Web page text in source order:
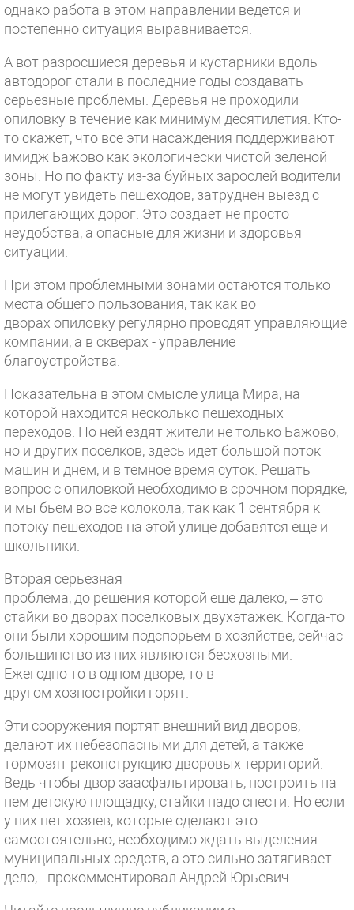
однако работа в этом направлении ведется и
постепенно ситуация выравнивается.
А вот разросшиеся деревья и кустарники вдоль
автодорог стали в последние годы создавать
серьезные проблемы. Деревья не проходили
опиловку в течение как минимум десятилетия. Кто-
то скажет, что все эти насаждения поддерживают
имидж Бажово как экологически чистой зеленой
зоны. Но по факту из-за буйных зарослей водители
не могут увидеть пешеходов, затруднен выезд с
прилегающих дорог. Это создает не просто
неудобства, а опасные для жизни и здоровья
ситуации.
При этом проблемными зонами остаются только
места общего пользования, так как во
дворах опиловку регулярно проводят управляющие
компании, а в скверах - управление
благоустройства.
Показательна в этом смысле улица Мира, на
которой находится несколько пешеходных
переходов. По ней ездят жители не только Бажово,
но и других поселков, здесь идет большой поток
машин и днем, и в темное время суток. Решать
вопрос с опиловкой необходимо в срочном порядке,
и мы бьем во все колокола, так как 1 сентября к
потоку пешеходов на этой улице добавятся еще и
школьники.
Вторая серьезная
проблема, до решения которой еще далеко, – это
стайки во дворах поселковых двухэтажек. Когда-то
они были хорошим подспорьем в хозяйстве, сейчас
большинство из них являются бесхозными.
Ежегодно то в одном дворе, то в
другом хозпостройки горят.
Эти сооружения портят внешний вид дворов,
делают их небезопасными для детей, а также
тормозят реконструкцию дворовых территорий.
Ведь чтобы двор заасфальтировать, построить на
нем детскую площадку, стайки надо снести. Но если
у них нет хозяев, которые сделают это
самостоятельно, необходимо ждать выделения
муниципальных средств, а это сильно затягивает
дело, - прокомментировал Андрей Юрьевич.